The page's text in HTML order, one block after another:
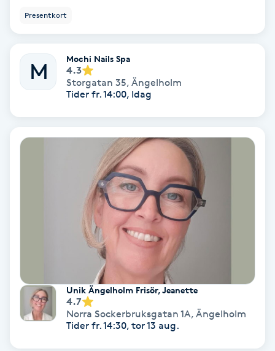
Ryggmassage
Skalpmassage
Presentkort
M
Mochi Nails Spa
4.3
Storgatan 35, Ängelholm
Tider fr. 14:00, Idag
Unik Ängelholm Frisör, Jeanette
4.7
Norra Sockerbruksgatan 1A, Ängelholm
Tider fr. 14:30, tor 13 aug.